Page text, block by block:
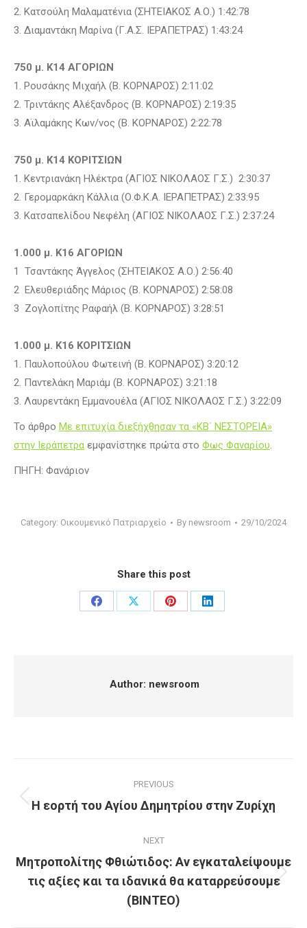
2. Κατσούλη Μαλαματένια (ΣΗΤΕΙΑΚΟΣ Α.Ο.) 1:42:78
3. Διαμαντάκη Μαρίνα (Γ.Α.Σ. ΙΕΡΑΠΕΤΡΑΣ) 1:43:24
750 μ. Κ14 ΑΓΟΡΙΩΝ
1. Ρουσάκης Μιχαήλ (Β. ΚΟΡΝΑΡΟΣ) 2:11:02
2. Τριντάκης Αλέξανδρος (Β. ΚΟΡΝΑΡΟΣ) 2:19:35
3. Αϊλαμάκης Κων/νος (Β. ΚΟΡΝΑΡΟΣ) 2:22:78
750 μ. Κ14 ΚΟΡΙΤΣΙΩΝ
1. Κεντριανάκη Ηλέκτρα (ΑΓΙΟΣ ΝΙΚΟΛΑΟΣ Γ.Σ.) 2:30:37
2. Γερομαρκάκη Κάλλια (Ο.Φ.Κ.Α. ΙΕΡΑΠΕΤΡΑΣ) 2:33:95
3. Κατσαπελίδου Νεφέλη (ΑΓΙΟΣ ΝΙΚΟΛΑΟΣ Γ.Σ.) 2:37:24
1.000 μ. Κ16 ΑΓΟΡΙΩΝ
1 Τσαντάκης Άγγελος (ΣΗΤΕΙΑΚΟΣ Α.Ο.) 2:56:40
2 Ελευθεριάδης Μάριος (Β. ΚΟΡΝΑΡΟΣ) 2:58:08
3 Ζογλοπίτης Ραφαήλ (Β. ΚΟΡΝΑΡΟΣ) 3:28:51
1.000 μ. Κ16 ΚΟΡΙΤΣΙΩΝ
1. Παυλοπούλου Φωτεινή (Β. ΚΟΡΝΑΡΟΣ) 3:20:12
2. Παντελάκη Μαριάμ (Β. ΚΟΡΝΑΡΟΣ) 3:21:18
3. Λαυρεντάκη Εμμανουέλα (ΑΓΙΟΣ ΝΙΚΟΛΑΟΣ Γ.Σ.) 3:22:09
Το άρθρο Με επιτυχία διεξήχθησαν τα «ΚΒ΄ ΝΕΣΤΟΡΕΙΑ»
στην Ιεράπετρα εμφανίστηκε πρώτα στο Φως Φαναρίου.
ΠΗΓΗ: Φανάριον
Category: Οικουμενικό Πατριαρχείο By newsroom 29/10/2024
Share this post
Share
Share
Share
Share
Author: newsroom
navigation
PREVIOUS
Previous
Η εορτή του Αγίου Δημητρίου στην Ζυρίχη
NEXT
Next
post:
Μητροπολίτης Φθιώτιδος: Αν εγκαταλείψουμε
τις αξίες και τα ιδανικά θα καταρρεύσουμε
(ΒΙΝΤΕΟ)